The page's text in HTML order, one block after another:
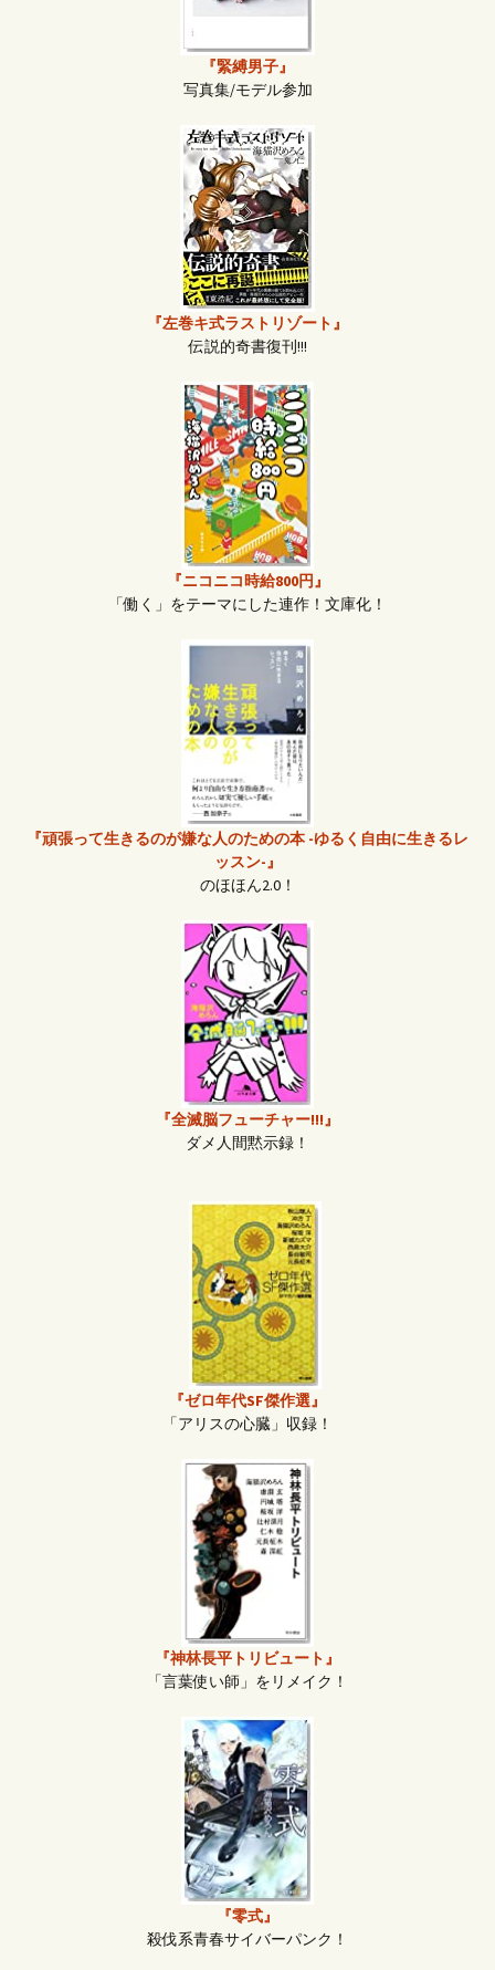
『緊縛男子』
写真集/モデル参加
『左巻キ式ラストリゾート』
伝説的奇書復刊!!!
『ニコニコ時給800円』
「働く」をテーマにした連作！文庫化！
『頑張って生きるのが嫌な人のための本 -ゆるく自由に生きるレ
ッスン-』
のほほん2.0！
『全滅脳フューチャー!!!』
ダメ人間黙示録！
『ゼロ年代SF傑作選』
「アリスの心臓」収録！
『神林長平トリビュート』
「言葉使い師」をリメイク！
『零式』
殺伐系青春サイバーパンク！